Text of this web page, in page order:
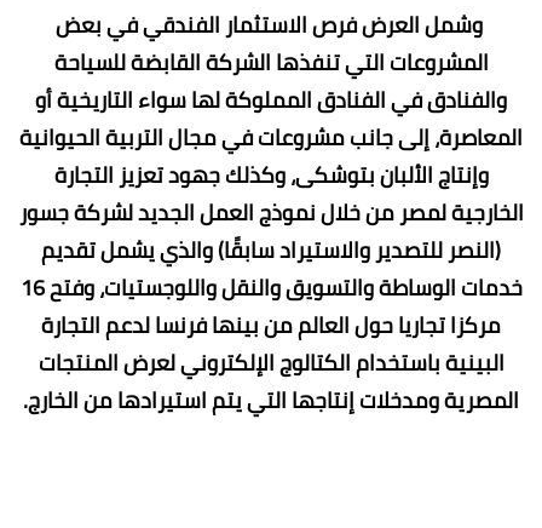
وشمل العرض فرص الاستثمار الفندقي في بعض
المشروعات التي تنفذها الشركة القابضة للسياحة
والفنادق في الفنادق المملوكة لها سواء التاريخية أو
المعاصرة، إلى جانب مشروعات في مجال التربية الحيوانية
وإنتاج الألبان بتوشكى، وكذلك جهود تعزيز التجارة
الخارجية لمصر من خلال نموذج العمل الجديد لشركة جسور
(النصر للتصدير والاستيراد سابقًا) والذي يشمل تقديم
خدمات الوساطة والتسويق والنقل واللوجستيات، وفتح 16
مركزا تجاريا حول العالم من بينها فرنسا لدعم التجارة
البينية باستخدام الكتالوج الإلكتروني لعرض المنتجات
المصرية ومدخلات إنتاجها التي يتم استيرادها من الخارج.